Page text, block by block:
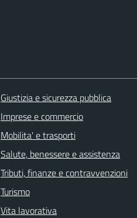
Giustizia e sicurezza pubblica
Imprese e commercio
Mobilita' e trasporti
Salute, benessere e assistenza
Tributi, finanze e contravvenzioni
Turismo
Vita lavorativa